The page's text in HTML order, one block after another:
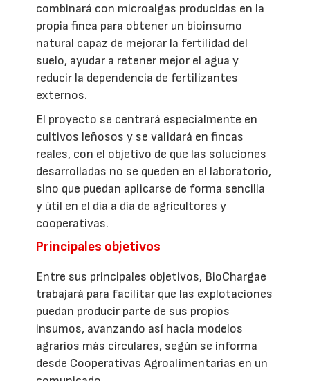
combinará con microalgas producidas en la
propia finca para obtener un bioinsumo
natural capaz de mejorar la fertilidad del
suelo, ayudar a retener mejor el agua y
reducir la dependencia de fertilizantes
externos.
El proyecto se centrará especialmente en
cultivos leñosos y se validará en fincas
reales, con el objetivo de que las soluciones
desarrolladas no se queden en el laboratorio,
sino que puedan aplicarse de forma sencilla
y útil en el día a día de agricultores y
cooperativas.
Principales objetivos
Entre sus principales objetivos, BioChargae
trabajará para facilitar que las explotaciones
puedan producir parte de sus propios
insumos, avanzando así hacia modelos
agrarios más circulares, según se informa
desde Cooperativas Agroalimentarias en un